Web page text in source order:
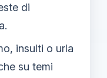
di
insulti o urla
su temi